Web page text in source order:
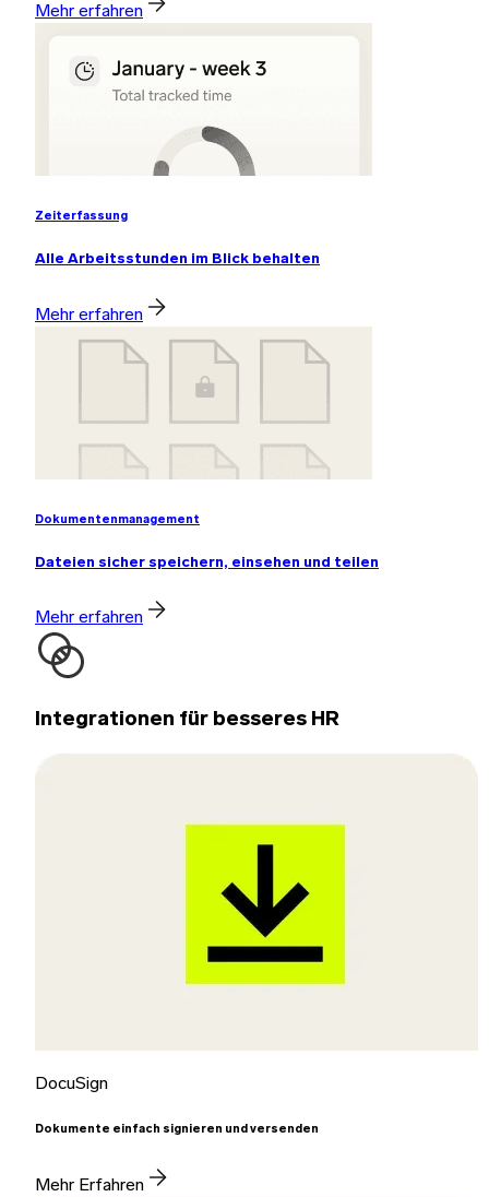
Mehr erfahren
Zeiterfassung
Alle Arbeitsstunden im Blick behalten
Mehr erfahren
Dokumentenmanagement
Dateien sicher speichern, einsehen und teilen
Mehr erfahren
Integrationen für besseres HR
DocuSign
Dokumente einfach signieren und versenden
Mehr Erfahren